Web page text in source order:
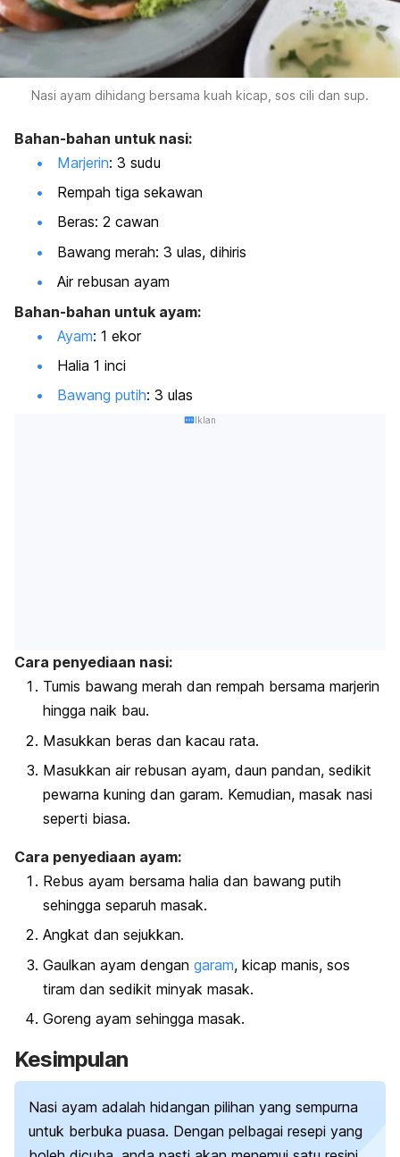
Nasi ayam dihidang bersama kuah kicap, sos cili dan sup.
Bahan-bahan untuk nasi:
Marjerin: 3 sudu
Rempah tiga sekawan
Beras: 2 cawan
Bawang merah: 3 ulas, dihiris
Air rebusan ayam
Bahan-bahan untuk ayam:
Ayam: 1 ekor
Halia 1 inci
Bawang putih: 3 ulas
Iklan
Cara penyediaan nasi:
Tumis bawang merah dan rempah bersama marjerin
hingga naik bau.
Masukkan beras dan kacau rata.
Masukkan air rebusan ayam, daun pandan, sedikit
pewarna kuning dan garam. Kemudian, masak nasi
seperti biasa.
Cara penyediaan ayam:
Rebus ayam bersama halia dan bawang putih
sehingga separuh masak.
Angkat dan sejukkan.
Gaulkan ayam dengan garam, kicap manis, sos
tiram dan sedikit minyak masak.
Goreng ayam sehingga masak.
Kesimpulan
Nasi ayam adalah hidangan pilihan yang sempurna
untuk berbuka puasa. Dengan pelbagai resepi yang